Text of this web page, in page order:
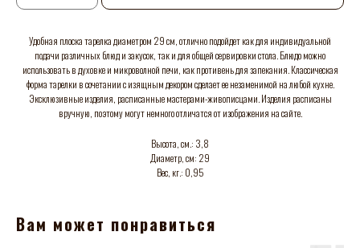
Удобная плоска тарелка диаметром 29 см, отлично подойдет как для индивидуальной
подачи различных блюд и закусок, так и для общей сервировки стола. Блюдо можно
использовать в духовке и микроволной печи, как противень для запекания. Классическая
форма тарелки в сочетании с изящным декором сделает ее незаменимой на любой кухне.
Эксклюзивные изделия, расписанные мастерами-живописцами. Изделия расписаны
вручную, поэтому могут немного отличатся от изображения на сайте.
Высота, см.: 3,8
Диаметр, см: 29
Вес, кг.: 0,95
Вам может понравиться